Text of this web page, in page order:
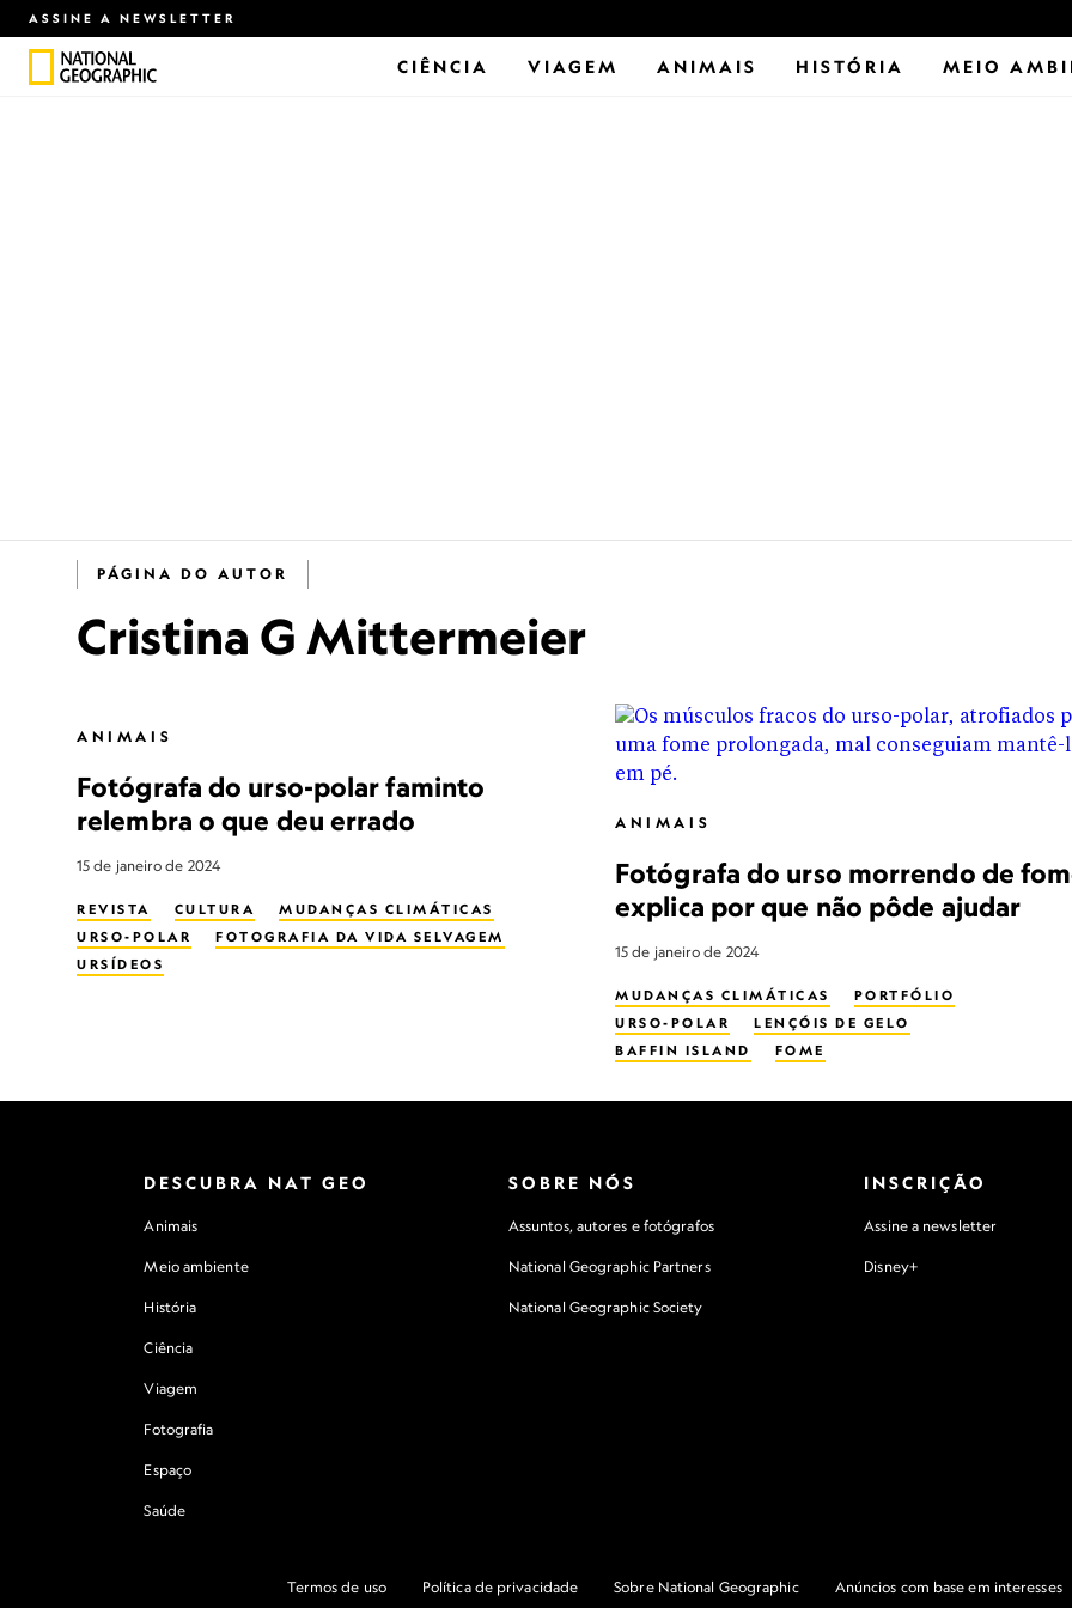
ASSINE A NEWSLETTER
CIÊNCIA VIAGEM ANIMAIS HISTÓRIA MEIO
PÁGINA DO AUTOR
Cristina G Mittermeier
ANIMAIS
Fotógrafa do urso-polar faminto
relembra o que deu errado
15 de janeiro de 2024
REVISTA CULTURA
MUDANÇAS CLIMÁTICAS
URSO-POLAR
FOTOGRAFIA DA VIDA SELVAGEM
URSÍDEOS
ANIMAIS
Fotógrafa do urso morrendo de
explica por que não pôde ajudar
15 de janeiro de 2024
MUDANÇAS CLIMÁTICAS
PORTFÓLIO
URSO-POLAR
LENÇÓIS DE GELO
BAFFIN ISLAND
FOME
DESCUBRA NAT GEO
Animais
Meio ambiente
História
Ciência
Viagem
Fotografia
Espaço
Saúde
SOBRE NÓS
Assuntos, autores e fotógrafos
National Geographic Partners
National Geographic Society
INSCRIÇÃO
Assine a newsletter
Disney+
Termos de uso Política de privacidade Sobre National Geographic Anúncios com base em interesses